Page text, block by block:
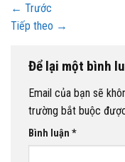
← Trước
Tiếp theo →
Để lại một bình
Email của bạn sẽ
trường bắt buộc
Bình luận *